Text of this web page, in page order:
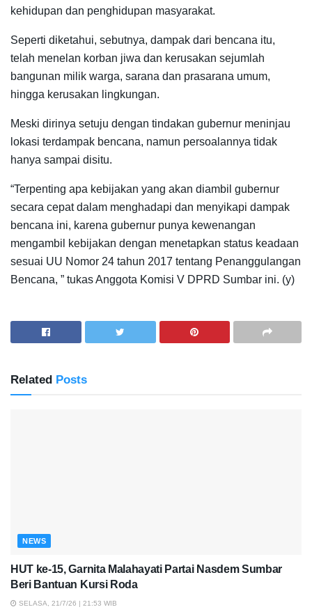
kehidupan dan penghidupan masyarakat.
Seperti diketahui, sebutnya, dampak dari bencana itu,
telah menelan korban jiwa dan kerusakan sejumlah
bangunan milik warga, sarana dan prasarana umum,
hingga kerusakan lingkungan.
Meski dirinya setuju dengan tindakan gubernur meninjau
lokasi terdampak bencana, namun persoalannya tidak
hanya sampai disitu.
“Terpenting apa kebijakan yang akan diambil gubernur
secara cepat dalam menghadapi dan menyikapi dampak
bencana ini, karena gubernur punya kewenangan
mengambil kebijakan dengan menetapkan status keadaan
sesuai UU Nomor 24 tahun 2017 tentang Penanggulangan
Bencana, ” tukas Anggota Komisi V DPRD Sumbar ini. (y)
Related Posts
NEWS
HUT ke-15, Garnita Malahayati Partai Nasdem Sumbar
Beri Bantuan Kursi Roda
SELASA, 21/7/26 | 21:53 WIB